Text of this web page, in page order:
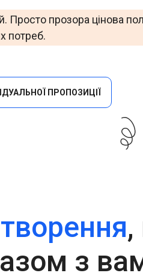
API.
через Flash
Офіси
Просто прозора цінова
потреб.
ПРОПОЗИЦІЇ
з